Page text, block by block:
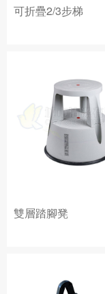
可折疊2/3步梯
雙層踏腳凳